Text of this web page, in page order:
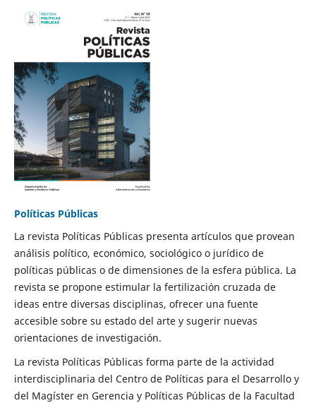
Políticas Públicas
La revista Políticas Públicas presenta artículos que provean
análisis político, económico, sociológico o jurídico de
políticas públicas o de dimensiones de la esfera pública. La
revista se propone estimular la fertilización cruzada de
ideas entre diversas disciplinas, ofrecer una fuente
accesible sobre su estado del arte y sugerir nuevas
orientaciones de investigación.
La revista Políticas Públicas forma parte de la actividad
interdisciplinaria del Centro de Políticas para el Desarrollo y
del Magíster en Gerencia y Políticas Públicas de la Facultad